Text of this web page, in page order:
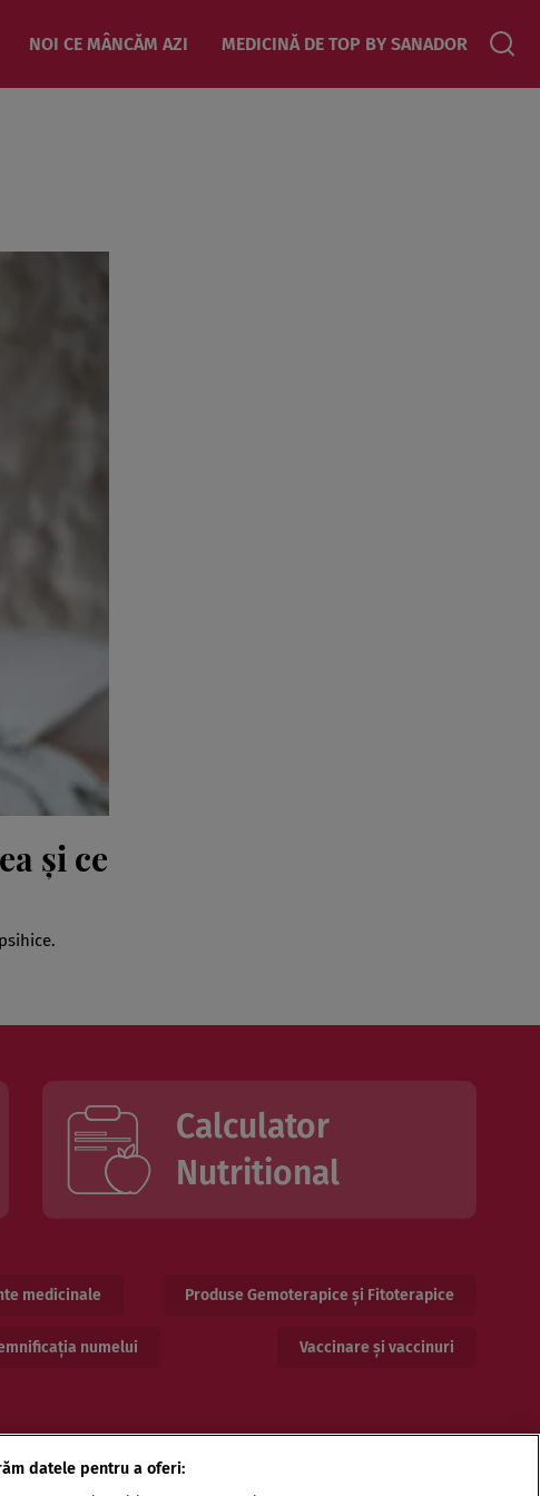
NOI CE MÂNCĂM AZI MEDICINĂ DE TOP BY SANADOR
și ce
Calculator
Nutritional
medicinale Produse Gemoterapice și Fitoterapice
numelui Vaccinare și vaccinuri
datele pentru a oferi: